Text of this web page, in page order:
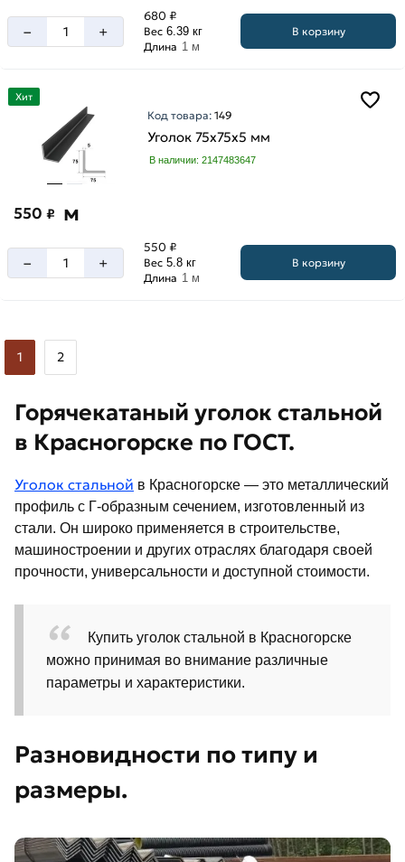
– +
680 ₽
Вес 6.39 кг
Длина 1 м
В корзину
Хит
Код товара:149
Уголок 75х75х5 мм
В наличии: 2147483647
550 ₽ м
– +
550 ₽
Вес 5.8 кг
Длина 1 м
В корзину
1 2
Горячекатаный уголок стальной
в Красногорске по ГОСТ.
Уголок стальной в Красногорске — это металлический
профиль с Г-образным сечением, изготовленный из
стали. Он широко применяется в строительстве,
машиностроении и других отраслях благодаря своей
прочности, универсальности и доступной стоимости.
Купить уголок стальной в Красногорске
можно принимая во внимание различные
параметры и характеристики.
Разновидности по типу и
размеры.